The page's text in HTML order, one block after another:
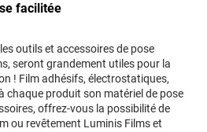
facilitée
outils et accessoires de pose
seront grandement utiles pour la
! Film adhésifs, électrostatiques,
chaque produit son matériel de pose
offrez-vous la possibilité de
ou revêtement Luminis Films et